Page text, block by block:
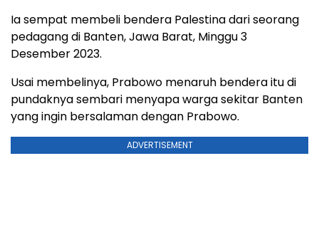
Ia sempat membeli bendera Palestina dari seorang
pedagang di Banten, Jawa Barat, Minggu 3
Desember 2023.
Usai membelinya, Prabowo menaruh bendera itu di
pundaknya sembari menyapa warga sekitar Banten
yang ingin bersalaman dengan Prabowo.
ADVERTISEMENT